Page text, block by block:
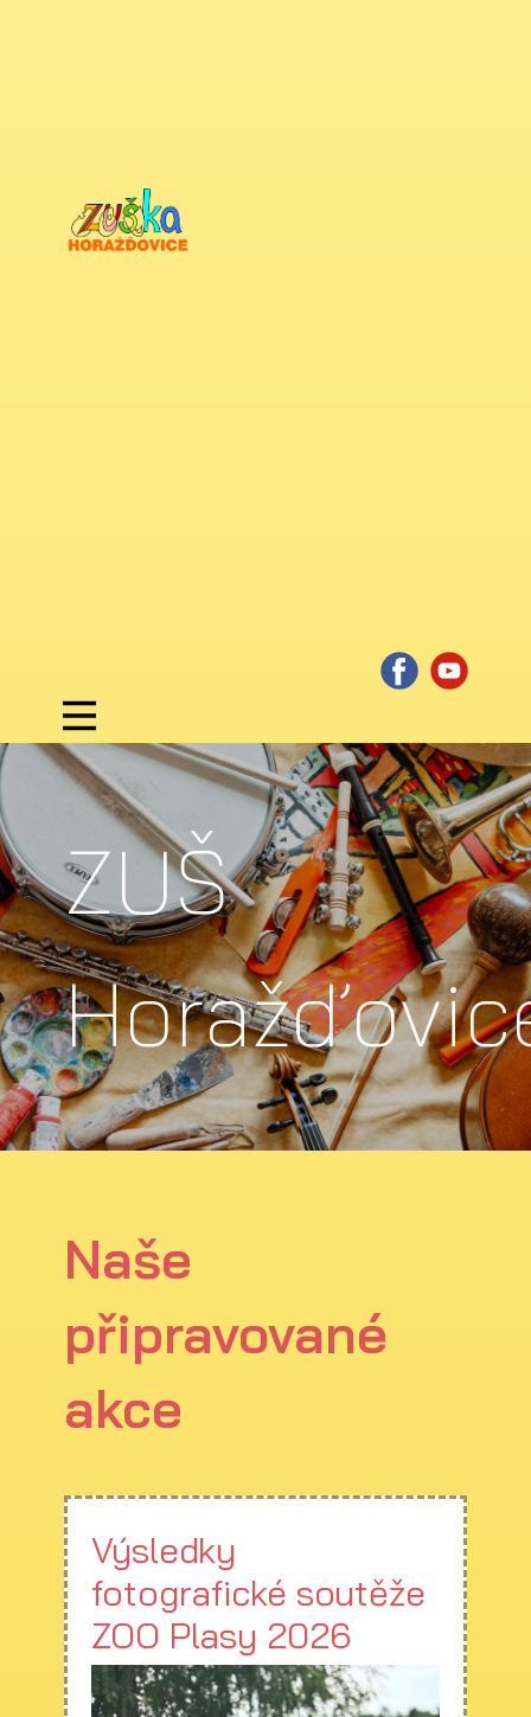
ZUŠ
Naše
připravované
akce
Výsledky
fotografické soutěže
ZOO Plasy 2026